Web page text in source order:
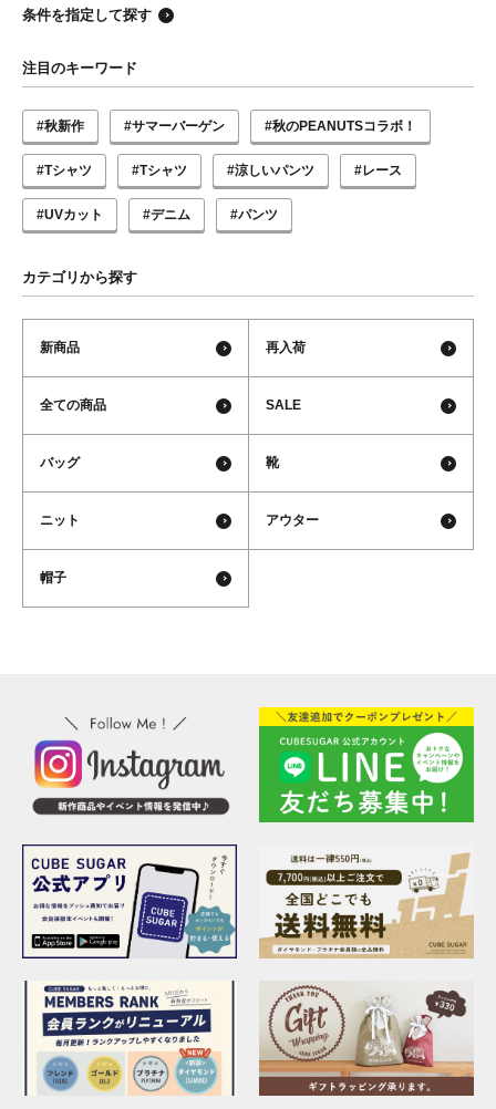
条件を指定して探す
注目のキーワード
#秋新作 #サマーバーゲン #秋のPEANUTSコラボ！
#Tシャツ #Tシャツ #涼しいパンツ #レース
#UVカット #デニム #パンツ
カテゴリから探す
新商品 再入荷
全ての商品 SALE
バッグ 靴
ニット アウター
帽子